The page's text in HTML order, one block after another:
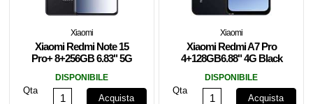
Xiaomi
Xiaomi Redmi Note 15
Pro+ 8+256GB 6.83" 5G
DISPONIBILE
Qta
Acquista
Xiaomi
Xiaomi Redmi A7 Pro
4+128GB6.88" 4G Black
DISPONIBILE
Qta
Acquista